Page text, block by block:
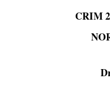
CRIM